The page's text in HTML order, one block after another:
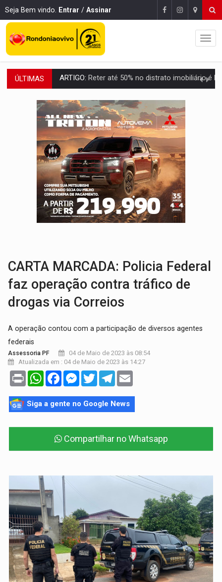
Seja Bem vindo. Entrar / Assinar
ÚLTIMAS DO HOSPITAL AO CAMPO: Veja as mais de 200 ações de Marcos
EXPANSÃO:Grupo Nova Era amplia presença em PVH e transforma Aramix
ROTA GLOBAL:PCC amplia presença internacional e transforma Brasil em
CONEXÃO RONDONIAOVIVO:Museólogo Antônio Ocampo conduz a história de
EXTENSÃO DE DANOS:Ferroviários pedem ao Iphan recuperação de área
VARIANDO O CARDÁPIO:Veja essa receita de carne assada para o
PREJUÍZO AOS ESTUDANTES:Greve dos professores em PVH é
POSSESSÃO DE DEBORAH LOGAN: Terror mistura mistério e filmagens
CARTA MARCADA: Policia Federal
faz operação contra tráfico de
drogas via Correios
A operação contou com a participação de diversos agentes
federais
Assessoria PF
04 de Maio de 2023 às 08:54
Atualizada em : 04 de Maio de 2023 às 14:27
Print WhatsAppFacebookMessenger
TwitterTelegram
Siga a gente no Google News
Compartilhar no Whatsapp